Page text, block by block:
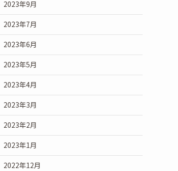
2023年9月
2023年7月
2023年6月
2023年5月
2023年4月
2023年3月
2023年2月
2023年1月
2022年12月